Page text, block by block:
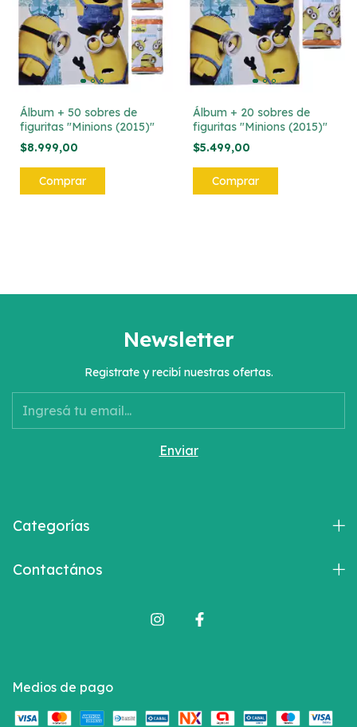
Álbum + 50 sobres de
figuritas "Minions (2015)"
$8.999,00
Álbum + 20 sobres de
figuritas "Minions (2015)"
$5.499,00
Newsletter
Registrate y recibí nuestras ofertas.
Categorías
Contactános
Medios de pago